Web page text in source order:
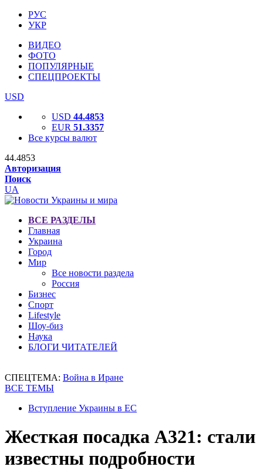
РУС
УКР
ВИДЕО
ФОТО
ПОПУЛЯРНЫЕ
СПЕЦПРОЕКТЫ
USD
USD 44.4853
EUR 51.3357
Все курсы валют
44.4853
Авторизация
Поиск
UA
ВСЕ РАЗДЕЛЫ
Главная
Украина
Город
Мир
Все новости раздела
Россия
Бизнес
Спорт
Lifestyle
Шоу-биз
Наука
БЛОГИ ЧИТАТЕЛЕЙ
СПЕЦТЕМА: Война в Иране
ВСЕ ТЕМЫ
Вступление Украины в ЕС
Жесткая посадка А321: стали
известны подробности